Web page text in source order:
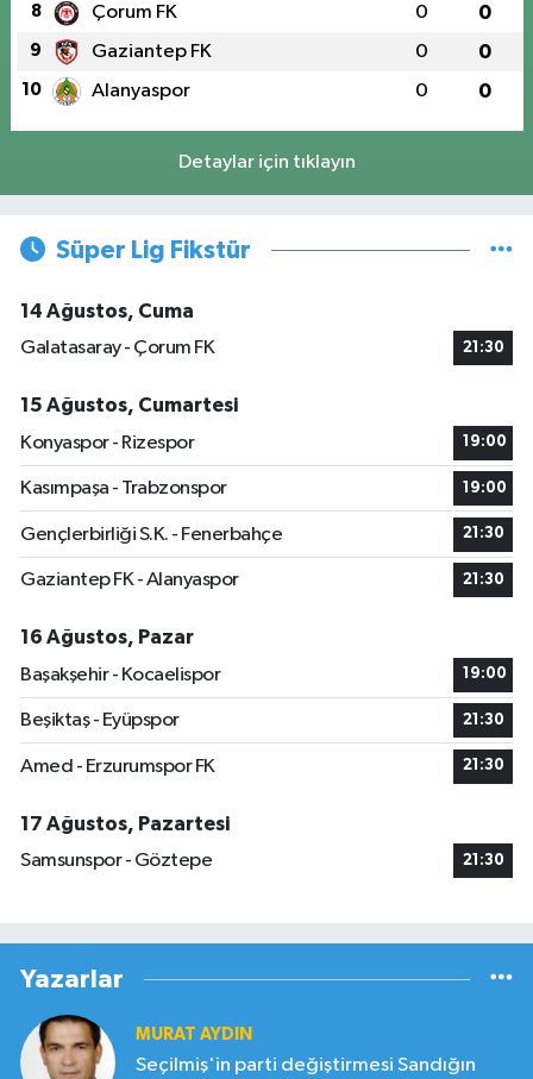
8 Çorum FK 0 0
9 Gaziantep FK 0 0
10 Alanyaspor 0 0
Detaylar için tıklayın
Süper Lig Fikstür
14 Ağustos, Cuma
Galatasaray - Çorum FK
21:30
15 Ağustos, Cumartesi
Konyaspor - Rizespor
19:00
Kasımpaşa - Trabzonspor 19:00
Gençlerbirliği S.K. - Fenerbahçe 21:30
Gaziantep FK - Alanyaspor 21:30
16 Ağustos, Pazar
Başakşehir - Kocaelispor
19:00
Beşiktaş - Eyüpspor 21:30
Amed - Erzurumspor FK 21:30
17 Ağustos, Pazartesi
Samsunspor - Göztepe
21:30
Yazarlar
MURAT AYDIN
Seçilmiş'in parti değiştirmesi Sandığın